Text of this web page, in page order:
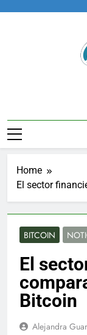
Home
El sector
BITCOIN
El
Bitcoin
Alejandra